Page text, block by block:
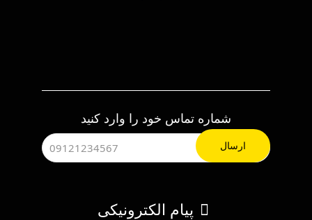
شماره تماس خود را وارد کنید
پیام الکترونیکی